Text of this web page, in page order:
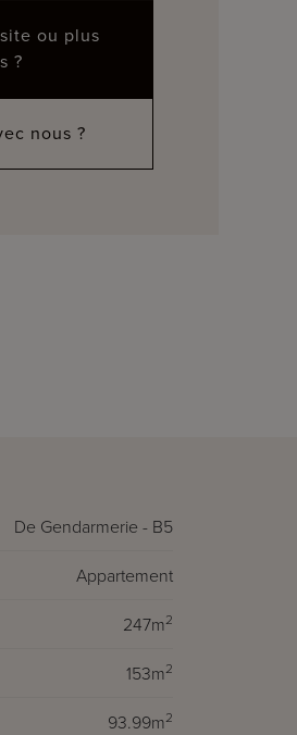
ou plus
?
nous ?
De Gendarmerie - B5
Appartement
247m2
153m2
93.99m2